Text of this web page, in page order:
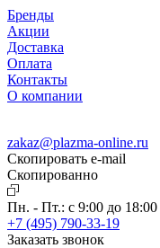
Бренды
Акции
Доставка
Оплата
Контакты
О компании
zakaz@plazma-online.ru
Скопировать e-mail
Cкопированно
Пн. - Пт.: с 9:00 до 18:00
+7 (495) 790-33-19
Заказать звонок